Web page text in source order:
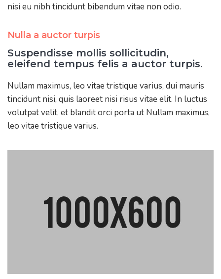
nisi eu nibh tincidunt bibendum vitae non odio.
Nulla a auctor turpis
Suspendisse mollis sollicitudin,
eleifend tempus felis a auctor turpis.
Nullam maximus, leo vitae tristique varius, dui mauris
tincidunt nisi, quis laoreet nisi risus vitae elit. In luctus
volutpat velit, et blandit orci porta ut Nullam maximus,
leo vitae tristique varius.